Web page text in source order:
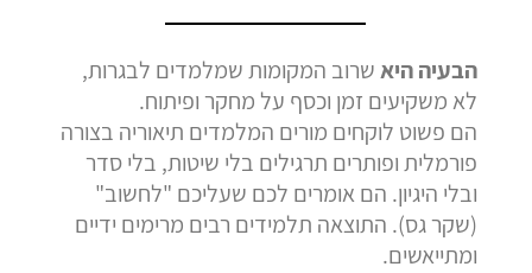
הבעיה היאשרוב המקומות שמלמדים לבגרות,
לא משקיעים זמן וכסף על מחקר ופיתוח.
הם פשוט לוקחים מורים המלמדים תיאוריה בצורה
פורמלית ופותרים תרגילים בלי שיטות, בלי סדר
ובלי היגיון. הם אומרים לכם שעליכם "לחשוב"
(שקר גס). התוצאה תלמידים רבים מרימים ידיים
ומתייאשים.